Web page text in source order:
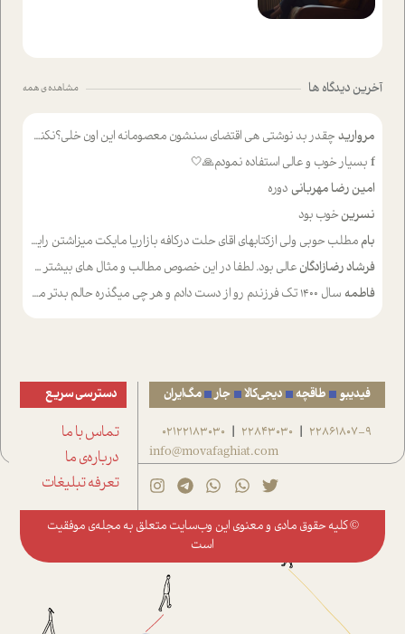
آخرین دیدگاه ها مشاهده ی همه
مروارید چقدر بد نوشتی هی اقتضای سنشون معصومانه این اون خلی؟نکنه تا چهل سالگی پوشکت میکردن و شیر میخوردی که به اینا میگی کودک
f بسیار خوب و عالی استفاده نمودم🙏🤍
امین رضا مهربانی دوره
نسرینخوب بود
بام مطلب حوبی ولی ازکتابهای اقای حلت درکافه بازاریا مایکت میزاشتن رایگان خوب بود ولی هرکدام خلاصه شده ش تومجله از طریق سایت هم خوبه اینکه درزیر اخرصفحه گذاشته شده خب ادم خبره میره نصب میکنه میخونه ولی هرکسی گوشیش ظرفیتش نداره باتشکر
فرشاد رضازادگان عالی بود. لطفا در این خصوص مطالب و مثال های بیشتر ی ارایه دهید
فاطمه سال ۱۴۰۰ تک فرزندم رو از دست دادم و هر چی میگذره حالم بدتر میشه و دلتنگتر تنایی رو ترجیح دادم و معاشرت برام سخت شده
فیدیبو طاقچه دیجی‌کالا جار مگ‌ایران
22861807-9
|
22843030
|
02122183030
info@movafaghiat.com
دسترسی سریع
تماس با ما
درباره‌ی ما
تعرفه تبلیغات
© کلیه حقوق مادی و معنوی این وب‌سایت متعلق به مجله‌ی موفقیت
است